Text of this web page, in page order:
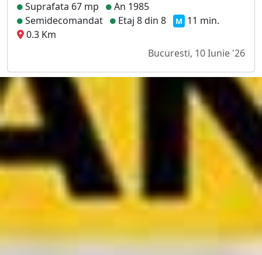
Suprafata 67 mp
An 1985
Semidecomandat
Etaj 8 din 8 M 11 min.
0.3 Km
Bucuresti, 10 Iunie '26